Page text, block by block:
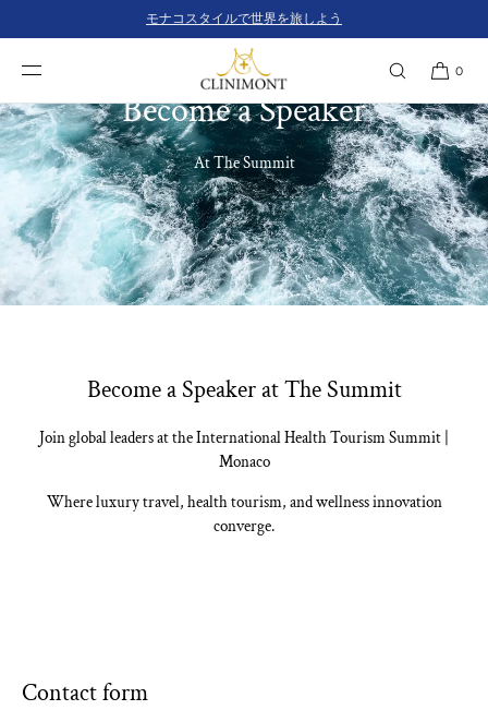
モナコスタイルで世界を旅しよう
0
Become a Speaker
At The Summit
Become a Speaker at The Summit
Join global leaders at the International Health Tourism Summit |
Monaco
Where luxury travel, health tourism, and wellness innovation
converge.
Contact form